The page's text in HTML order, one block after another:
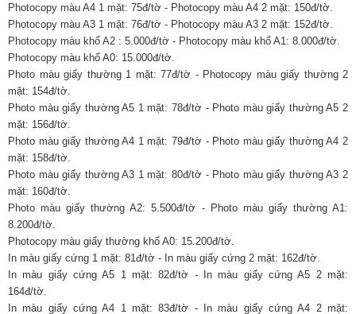
Photocopy màu A4 1 mặt: 75đ/tờ - Photocopy màu A4 2 mặt: 150đ/tờ.
Photocopy màu A3 1 mặt: 76đ/tờ - Photocopy màu A3 2 mặt: 152đ/tờ.
Photocopy màu khổ A2 : 5.000đ/tờ - Photocopy màu khổ A1: 8.000đ/tờ.
Photocopy màu khổ A0: 15.000đ/tờ.
Photo màu giấy thường 1 mặt: 77đ/tờ - Photocopy màu giấy thường 2
mặt: 154đ/tờ.
Photo màu giấy thường A5 1 mặt: 78đ/tờ - Photo màu giấy thường A5 2
mặt: 156đ/tờ.
Photo màu giấy thường A4 1 mặt: 79đ/tờ - Photo màu giấy thường A4 2
mặt: 158đ/tờ.
Photo màu giấy thường A3 1 mặt: 80đ/tờ - Photo màu giấy thường A3 2
mặt: 160đ/tờ.
Photo màu giấy thường A2: 5.500đ/tờ - Photo màu giấy thường A1:
8.200đ/tờ.
Photocopy màu giấy thường khổ A0: 15.200đ/tờ.
In màu giấy cứng 1 mặt: 81đ/tờ - In màu giấy cứng 2 mặt: 162đ/tờ.
In màu giấy cứng A5 1 mặt: 82đ/tờ - In màu giấy cứng A5 2 mặt:
164đ/tờ.
In màu giấy cứng A4 1 mặt: 83đ/tờ - In màu giấy cứng A4 2 mặt: